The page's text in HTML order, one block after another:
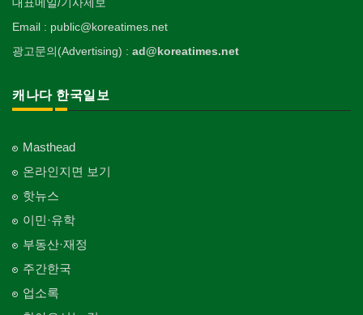
Email : public@koreatimes.net
광고문의(Advertising) : ad@koreatimes.net
캐나다 한국일보
Masthead
온라인지면 보기
핫뉴스
이민·유학
부동산·재정
주간한국
업소록